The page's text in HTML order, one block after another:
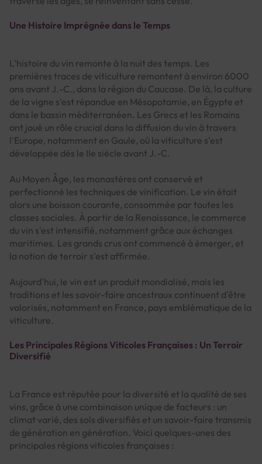
Une Histoire Imprégnée dans le Temps
L'histoire du vin remonte à la nuit des temps. Les
premières traces de viticulture remontent à environ 6000
ans avant J.-C., dans la région du Caucase. De là, la culture
de la vigne s'est répandue en Mésopotamie, en Égypte et
dans le bassin méditerranéen. Les Grecs et les Romains
ont joué un rôle crucial dans la diffusion du vin à travers
l'Europe, notamment en Gaule, où la viticulture s'est
développée dès le IIe siècle avant J.-C.
Au Moyen Âge, les monastères ont conservé et
perfectionné les techniques de vinification. Le vin était
alors une boisson courante, consommée par toutes les
classes sociales. À partir de la Renaissance, le commerce
du vin s'est intensifié, notamment grâce aux échanges
maritimes. Les grands crus ont commencé à émerger, et
la notion de terroir s'est affirmée.
Aujourd'hui, le vin est un produit mondialisé, mais les
traditions et les savoir-faire ancestraux continuent d'être
valorisés, notamment en France, pays emblématique de la
viticulture.
Les Principales Régions Viticoles Françaises : Un Terroir
Diversifié
La France est réputée pour la diversité et la qualité de ses
vins, grâce à une combinaison unique de facteurs : un
climat varié, des sols diversifiés et un savoir-faire transmis
de génération en génération. Voici quelques-unes des
principales régions viticoles françaises :